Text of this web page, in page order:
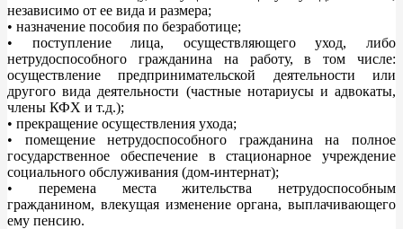
независимо от ее вида и размера;
• назначение пособия по безработице;
• поступление лица, осуществляющего уход, либо
нетрудоспособного гражданина на работу, в том числе:
осуществление предпринимательской деятельности или
другого вида деятельности (частные нотариусы и адвокаты,
члены КФХ и т.д.);
• прекращение осуществления ухода;
• помещение нетрудоспособного гражданина на полное
государственное обеспечение в стационарное учреждение
социального обслуживания (дом-интернат);
• перемена места жительства нетрудоспособным
гражданином, влекущая изменение органа, выплачивающего
ему пенсию.